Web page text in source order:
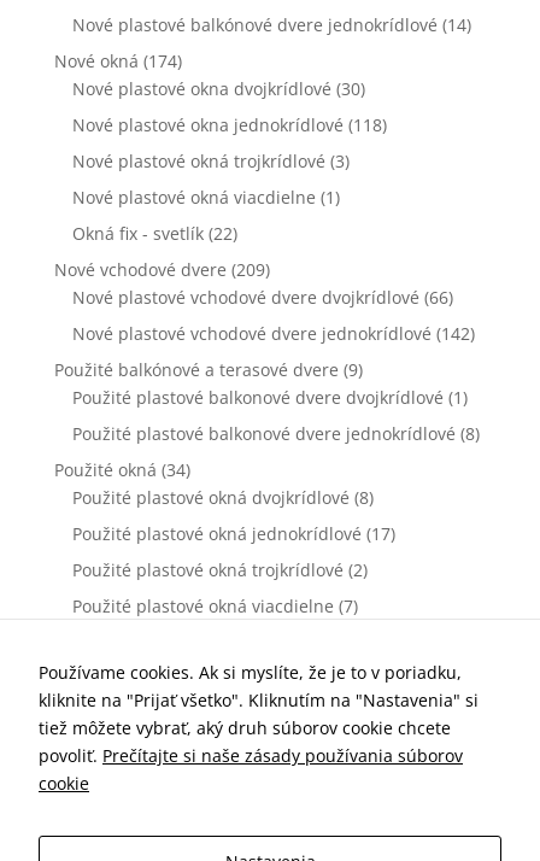
Nové plastové balkónové dvere jednokrídlové (14)
Nové okná (174)
Nové plastové okna dvojkrídlové (30)
Nové plastové okna jednokrídlové (118)
Nové plastové okná trojkrídlové (3)
Nové plastové okná viacdielne (1)
Okná fix - svetlík (22)
Nové vchodové dvere (209)
Nové plastové vchodové dvere dvojkrídlové (66)
Nové plastové vchodové dvere jednokrídlové (142)
Použité balkónové a terasové dvere (9)
Použité plastové balkonové dvere dvojkrídlové (1)
Použité plastové balkonové dvere jednokrídlové (8)
Použité okná (34)
Použité plastové okná dvojkrídlové (8)
Použité plastové okná jednokrídlové (17)
Použité plastové okná trojkrídlové (2)
Použité plastové okná viacdielne (7)
Použité plastové vchodové dvere dvojkrídlové (0)
Použité plastové vchodové dvere jednokrídlové (0)
Príslušenstvo k oknám a dverám (77)
Kľučky dverové (10)
Parapety vonkajšie (19)
Používame cookies. Ak si myslíte, že je to v poriadku,
kliknite na "Prijať všetko". Kliknutím na "Nastavenia" si
tiež môžete vybrať, aký druh súborov cookie chcete
povoliť. Prečítajte si naše zásady používania súborov
cookie
našej stránky
zvyšujete šancu
kvalitnejšie
obsahu a
ponúk.